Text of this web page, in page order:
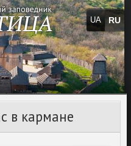
UA RU
в кармане